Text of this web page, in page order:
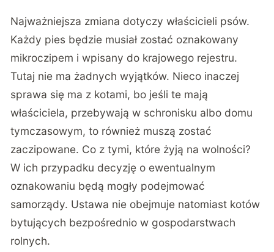
Najważniejsza zmiana dotyczy właścicieli psów.
Każdy pies będzie musiał zostać oznakowany
mikroczipem i wpisany do krajowego rejestru.
Tutaj nie ma żadnych wyjątków. Nieco inaczej
sprawa się ma z kotami, bo jeśli te mają
właściciela, przebywają w schronisku albo domu
tymczasowym, to również muszą zostać
zaczipowane. Co z tymi, które żyją na wolności?
W ich przypadku decyzję o ewentualnym
oznakowaniu będą mogły podejmować
samorządy. Ustawa nie obejmuje natomiast kotów
bytujących bezpośrednio w gospodarstwach
rolnych.